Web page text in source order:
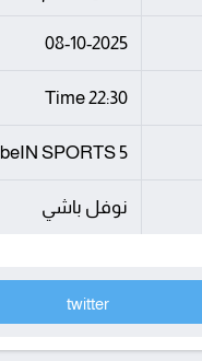
08-10-2025
22:30 Time
beIN SPORTS 5
نوفل باشي
twitter